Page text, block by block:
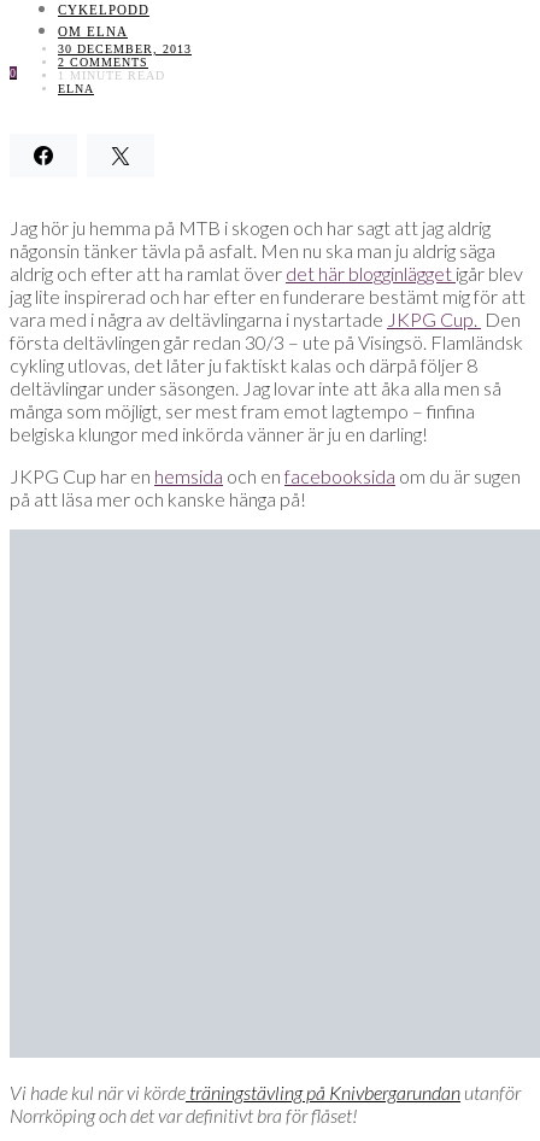
CYKELPODD
OM ELNA
0
30 DECEMBER, 2013
2 COMMENTS
1 MINUTE READ
ELNA
Jag hör ju hemma på MTB i skogen och har sagt att jag aldrig
någonsin tänker tävla på asfalt. Men nu ska man ju aldrig säga
aldrig och efter att ha ramlat över det här blogginlägget igår blev
jag lite inspirerad och har efter en funderare bestämt mig för att
vara med i några av deltävlingarna i nystartade JKPG Cup. Den
första deltävlingen går redan 30/3 – ute på Visingsö. Flamländsk
cykling utlovas, det låter ju faktiskt kalas och därpå följer 8
deltävlingar under säsongen. Jag lovar inte att åka alla men så
många som möjligt, ser mest fram emot lagtempo – finfina
belgiska klungor med inkörda vänner är ju en darling!
JKPG Cup har en hemsida och enfacebooksida om du är sugen
på att läsa mer och kanske hänga på!
Vi hade kul när vi körde träningstävling på Knivbergarundan utanför
Norrköping och det var definitivt bra för flåset!